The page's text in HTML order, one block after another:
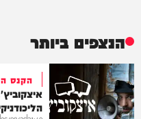
הנצפים ביותר
הקנס